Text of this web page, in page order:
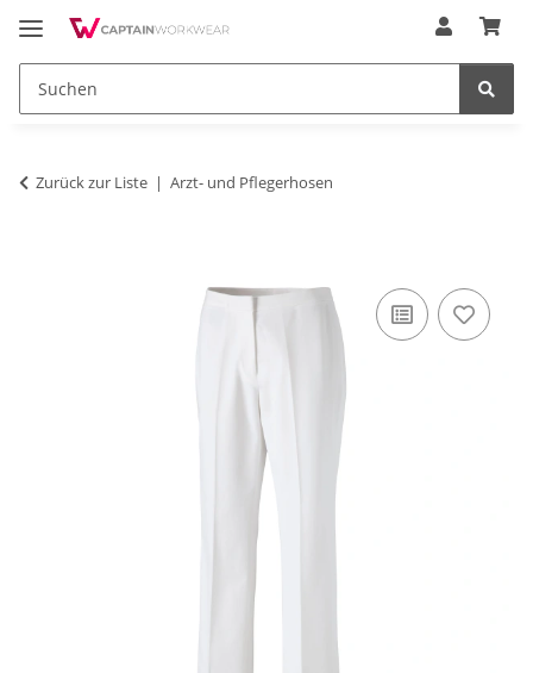
Zurück zur Liste Arzt- und Pflegerhosen